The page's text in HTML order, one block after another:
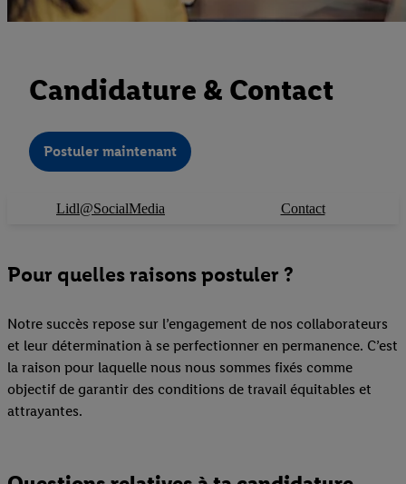
Candidature & Contact
Postuler maintenant
Lidl@SocialMedia Contact
Pour quelles raisons postuler ?
Notre succès repose sur l’engagement de nos collaborateurs
et leur détermination à se perfectionner en permanence. C’est
la raison pour laquelle nous nous sommes fixés comme
objectif de garantir des conditions de travail équitables et
attrayantes.